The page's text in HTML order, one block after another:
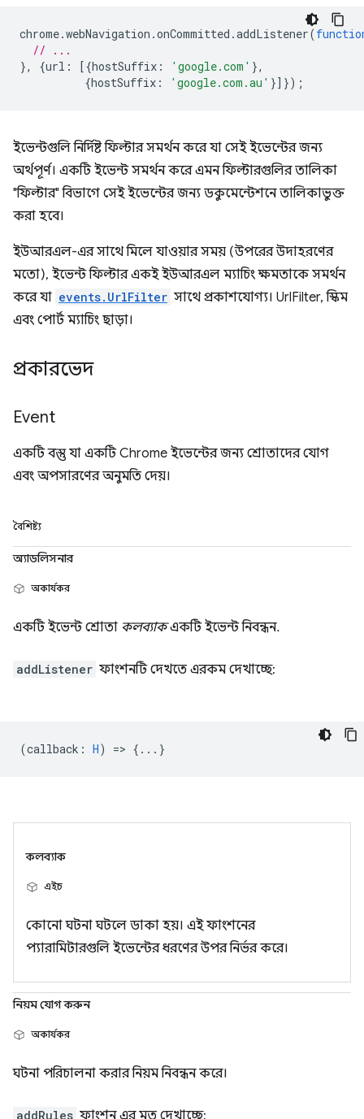
chrome.webNavigation .onCommitted .addListener(
// ...
},
{url : [{hostSuffix : 'google.com' },
{hostSuffix : 'google.com.au' }]});
ইভেন্টগুলি নির্দিষ্ট ফিল্টার সমর্থন করে যা সেই ইভেন্টের জন্য
অর্থপূর্ণ। একটি ইভেন্ট সমর্থন করে এমন ফিল্টারগুলির তালিকা
"ফিল্টার" বিভাগে সেই ইভেন্টের জন্য ডকুমেন্টেশনে তালিকাভুক্ত
করা হবে।
ইউআরএল-এর সাথে মিলে যাওয়ার সময় (উপরের উদাহরণের
মতো), ইভেন্ট ফিল্টার একই ইউআরএল ম্যাচিং ক্ষমতাকে সমর্থন
করে যা events.UrlFilter সাথে প্রকাশযোগ্য। UrlFilter, স্কিম
এবং পোর্ট ম্যাচিং ছাড়া।
প্রকারভেদ
Event
একটি বস্তু যা একটি Chrome ইভেন্টের জন্য শ্রোতাদের যোগ
এবং অপসারণের অনুমতি দেয়।
বৈশিষ্ট্য
অ্যাডলিসনার
অকার্যকর
একটি ইভেন্ট শ্রোতা কলব্যাকএকটি ইভেন্ট নিবন্ধন.
addListener ফাংশনটি দেখতে এরকম দেখাচ্ছে:
(callback : H) => {...}
কলব্যাক
এইচ
কোনো ঘটনা ঘটলে ডাকা হয়। এই ফাংশনের
প্যারামিটারগুলি ইভেন্টের ধরণের উপর নির্ভর করে।
নিয়ম যোগ করুন
অকার্যকর
ঘটনা পরিচালনা করার নিয়ম নিবন্ধন করে।
addRules ফাংশন এর মত দেখাচ্ছে: